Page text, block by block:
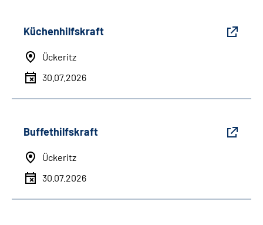
Küchenhilfskraft
Ückeritz
30.07.2026
Buffethilfskraft
Ückeritz
30.07.2026